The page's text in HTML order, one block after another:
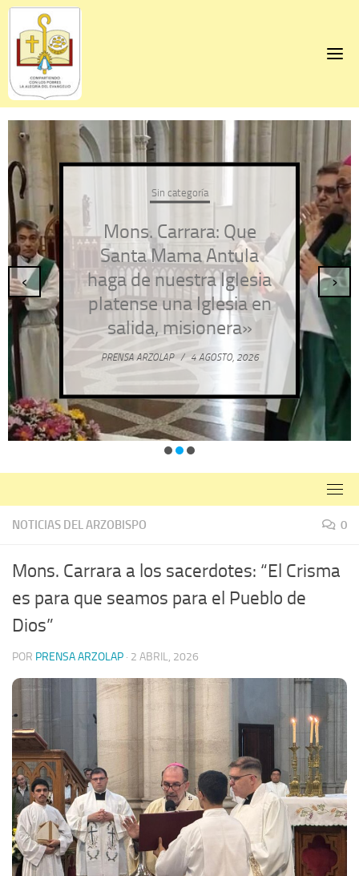
Skip
content
Sin categoría
Mons. Carrara: Que
Santa Mama Antula
haga de nuestra Iglesia
platense una Iglesia en
salida, misionera»
PRENSA ARZOLAP / 4 AGOSTO, 2026
‹ ›
NOTICIAS DEL ARZOBISPO 0
Mons. Carrara a los sacerdotes: “El Crisma
es para que seamos para el Pueblo de
Dios”
POR PRENSA ARZOLAP · 2 ABRIL, 2026